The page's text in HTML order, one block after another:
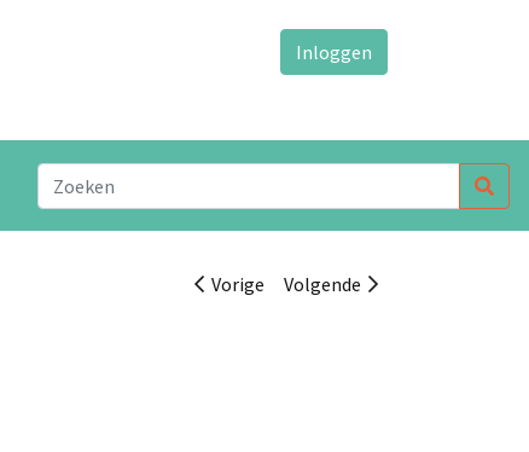
Inloggen
Vorige Volgende